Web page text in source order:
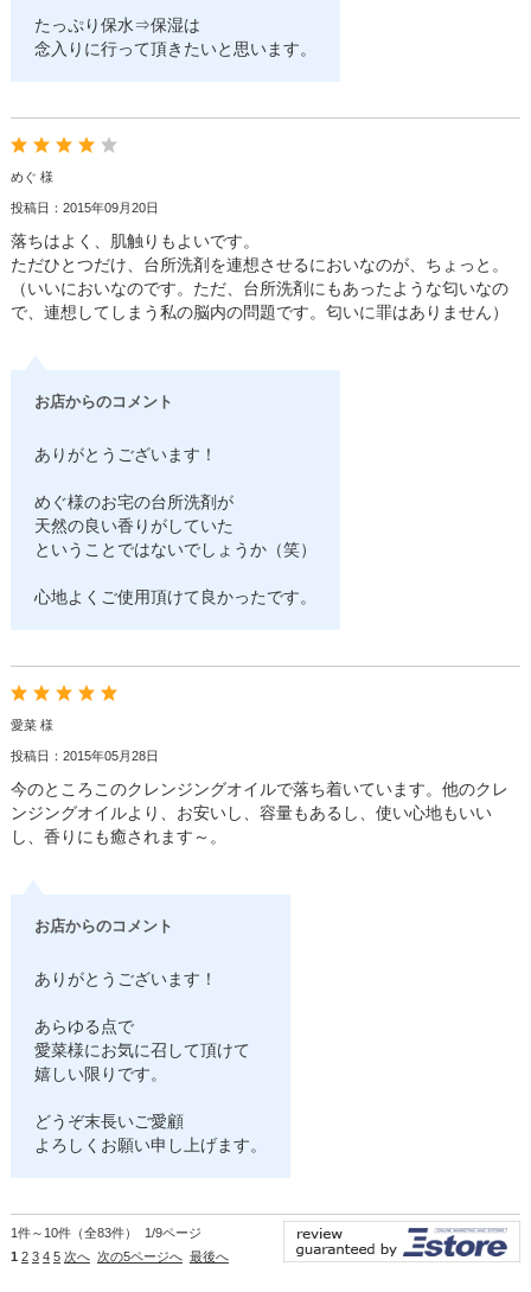
たっぷり保水⇒保湿は
念入りに行って頂きたいと思います。
めぐ 様
投稿日：2015年09月20日
落ちはよく、肌触りもよいです。
ただひとつだけ、台所洗剤を連想させるにおいなのが、ちょっと。
（いいにおいなのです。ただ、台所洗剤にもあったような匂いなの
で、連想してしまう私の脳内の問題です。匂いに罪はありません）
お店からのコメント
ありがとうございます！
めぐ様のお宅の台所洗剤が
天然の良い香りがしていた
ということではないでしょうか（笑）
心地よくご使用頂けて良かったです。
愛菜 様
投稿日：2015年05月28日
今のところこのクレンジングオイルで落ち着いています。他のクレ
ンジングオイルより、お安いし、容量もあるし、使い心地もいい
し、香りにも癒されます～。
お店からのコメント
ありがとうございます！
あらゆる点で
愛菜様にお気に召して頂けて
嬉しい限りです。
どうぞ末長いご愛顧
よろしくお願い申し上げます。
1件～10件（全83件） 1/9ページ
1 2 3 4 5 次へ 次の5ページへ 最後へ